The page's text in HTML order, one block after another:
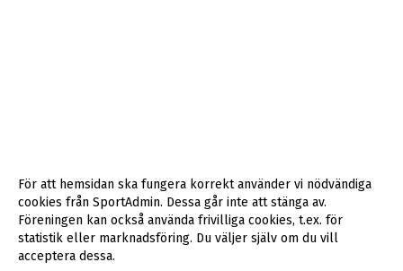
För att hemsidan ska fungera korrekt använder vi nödvändiga
cookies från SportAdmin. Dessa går inte att stänga av.
Föreningen kan också använda frivilliga cookies, t.ex. för
statistik eller marknadsföring. Du väljer själv om du vill
acceptera dessa.